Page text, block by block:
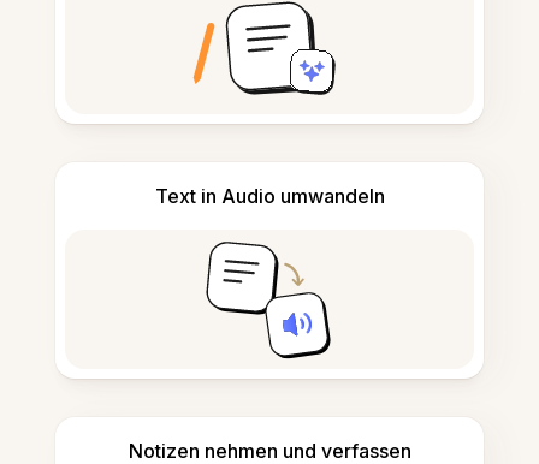
Text in Audio umwandeln
Notizen nehmen und verfassen